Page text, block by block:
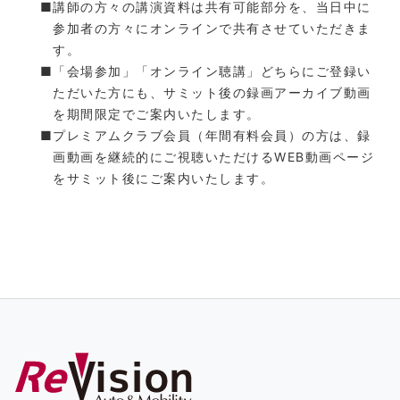
講師の方々の講演資料は共有可能部分を、当日中に
参加者の方々にオンラインで共有させていただきま
す。
「会場参加」「オンライン聴講」どちらにご登録い
ただいた方にも、サミット後の録画アーカイブ動画
を期間限定でご案内いたします。
プレミアムクラブ会員（年間有料会員）の方は、録
画動画を継続的にご視聴いただけるWEB動画ページ
をサミット後にご案内いたします。